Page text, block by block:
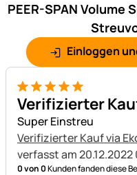
PEER-SPAN Volume
Einloggen
5 von 5
Verifizierter
Super Einstreu
Verifizierter Kauf via
verfasst am 20.12.2022
0 von 0Kunden fanden diese